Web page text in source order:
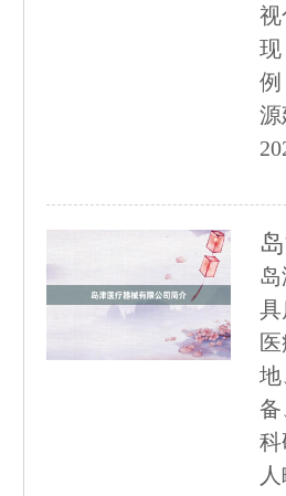
视
现
例
源
具
科